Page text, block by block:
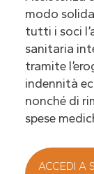
modo
tutti i soci
sanitaria
tramite
indennità
nonché di
spese
ACCEDI A